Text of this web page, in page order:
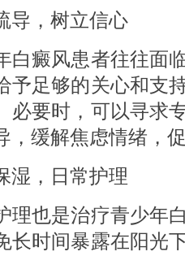
，树立信心
癜风患者往往面临
予足够的关心和支
必要时，可以寻求
，缓解焦虑情绪，
，日常护理
也是治疗青少年白
长时间暴露在阳光